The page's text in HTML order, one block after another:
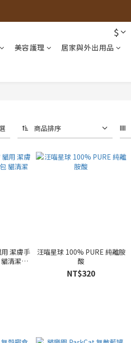
$
美容護理
居家與外出用品
商品排序
潔膚手
清潔用
汪喵星球 100% PURE 純離胺
酸
NT$320